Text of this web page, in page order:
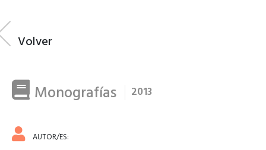
Volver
Monografías 2013
AUTOR/ES: